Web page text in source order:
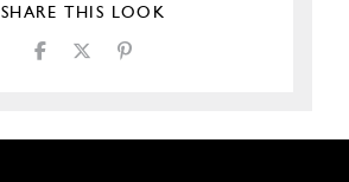
SHARE THIS LOOK